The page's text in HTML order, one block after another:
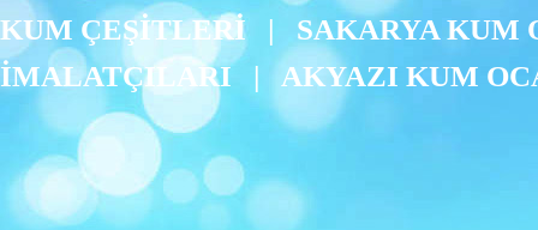
KUM ÇEŞİTLERİ | SAKARYA KUM
İMALATÇILARI | AKYAZI KUM